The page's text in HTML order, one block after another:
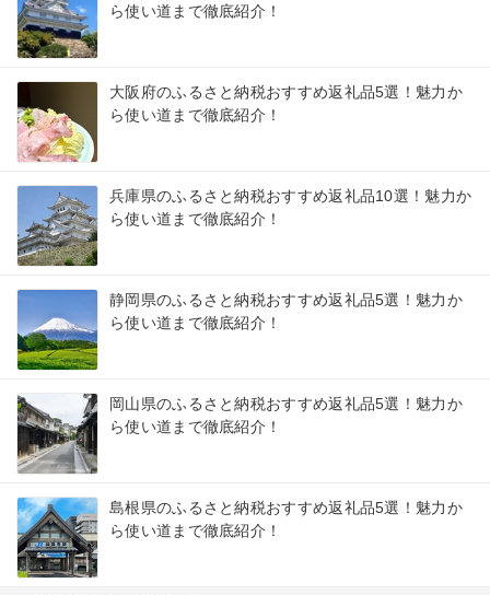
ら使い道まで徹底紹介！
大阪府のふるさと納税おすすめ返礼品5選！魅力か
ら使い道まで徹底紹介！
兵庫県のふるさと納税おすすめ返礼品10選！魅力か
ら使い道まで徹底紹介！
静岡県のふるさと納税おすすめ返礼品5選！魅力か
ら使い道まで徹底紹介！
岡山県のふるさと納税おすすめ返礼品5選！魅力か
ら使い道まで徹底紹介！
島根県のふるさと納税おすすめ返礼品5選！魅力か
ら使い道まで徹底紹介！